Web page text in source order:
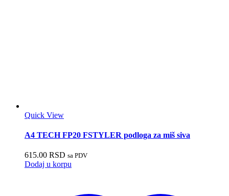
Quick View
A4 TECH FP20 FSTYLER podloga za miš siva
615.00 RSD sa PDV
Dodaj u korpu